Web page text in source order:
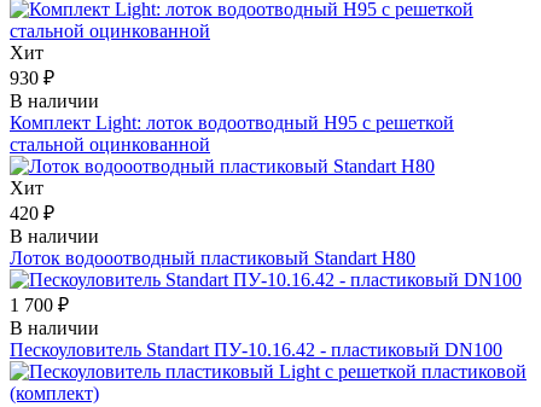
Хит
930 ₽
В наличии
Комплект Light: лоток водоотводный H95 с решеткой
стальной оцинкованной
Хит
420 ₽
В наличии
Лоток водооотводный пластиковый Standart Н80
1 700 ₽
В наличии
Пескоуловитель Standart ПУ-10.16.42 - пластиковый DN100